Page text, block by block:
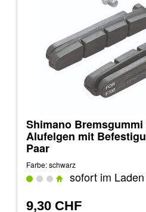
Shimano Bremsgummi
Alufelgen mit
Paar
Farbe: schwarz
sofort im
9,30 CHF